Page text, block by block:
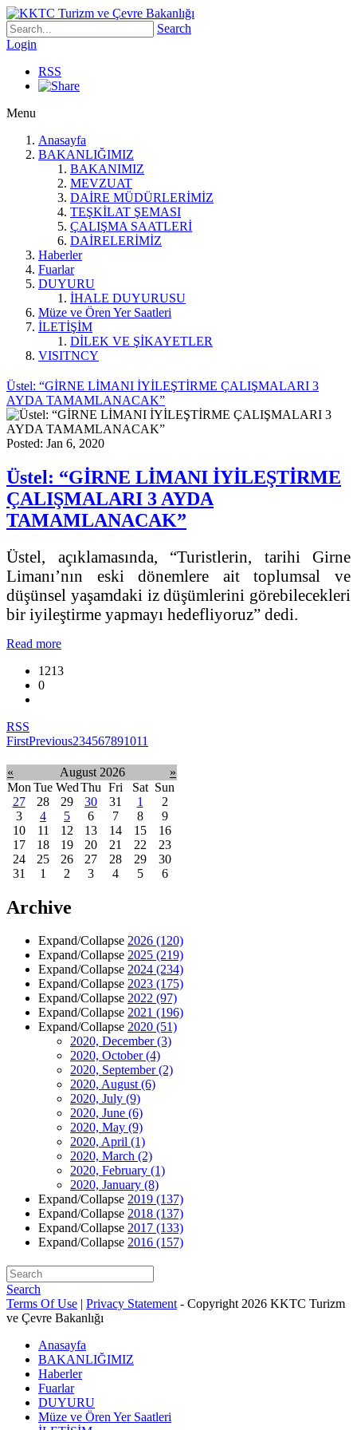
Search
Login
RSS
Menu
Anasayfa
BAKANLIĞIMIZ
BAKANIMIZ
MEVZUAT
DAİRE MÜDÜRLERİMİZ
TEŞKİLAT ŞEMASI
ÇALIŞMA SAATLERİ
DAİRELERİMİZ
Haberler
Fuarlar
DUYURU
İHALE DUYURUSU
Müze ve Ören Yer Saatleri
İLETİŞİM
DİLEK VE ŞİKAYETLER
VISITNCY
Üstel: “GİRNE LİMANI İYİLEŞTİRME ÇALIŞMALARI 3
AYDA TAMAMLANACAK”
Posted: Jan 6, 2020
Üstel: “GİRNE LİMANI İYİLEŞTİRME
ÇALIŞMALARI 3 AYDA
TAMAMLANACAK”
Üstel, açıklamasında, “Turistlerin, tarihi Girne
Limanı’nın eski dönemlere ait toplumsal ve
düşünsel yaşamdaki iz düşümlerini görebilecekleri
bir iyileştirme yapmayı hedefliyoruz” dedi.
Read more
1213
0
RSS
FirstPrevious234567891011
« August 2026
»
Mon Tue WedThu Fri Sat Sun
27
28 29 30 31 1
2
3
4 5 6 7 8
9
10
11 12 13 14 15
16
17
18 19 20 21 22
23
24
25 26 27 28 29
30
31
1 2 3 4 5 6
Archive
Expand/Collapse 2026 (120)
Expand/Collapse 2025 (219)
Expand/Collapse 2024 (234)
Expand/Collapse 2023 (175)
Expand/Collapse 2022 (97)
Expand/Collapse 2021 (196)
Expand/Collapse 2020 (51)
2020, December(3)
2020, October(4)
2020, September(2)
2020, August(6)
2020, July (9)
2020, June (6)
2020, May (9)
2020, April (1)
2020, March (2)
2020, February (1)
2020, January (8)
Expand/Collapse 2019 (137)
Expand/Collapse 2018 (137)
Expand/Collapse 2017 (133)
Expand/Collapse 2016 (157)
Search
Terms Of Use | Privacy Statement - Copyright 2026 KKTC Turizm
ve Çevre Bakanlığı
Anasayfa
BAKANLIĞIMIZ
Haberler
Fuarlar
DUYURU
Müze ve Ören Yer Saatleri